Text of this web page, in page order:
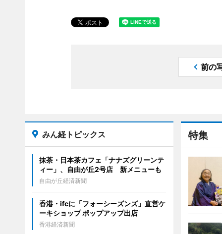
前の
特集
みん経トピックス
抹茶・日本茶カフェ「ナナズグリーンテ
ィー」、自由が丘2号店 新メニューも
自由が丘経済新聞
香港・ifcに「フォーシーズンズ」直営ケ
ーキショップ ポップアップ出店
香港経済新聞